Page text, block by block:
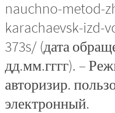
nauchno-metod-
karachaevsk-izd-
373s/ (дата
дд.мм.гггг). –
авторизир.
электронный.